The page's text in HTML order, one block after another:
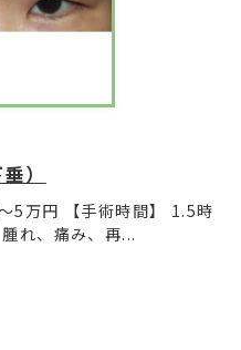
）
5万円 【手術時間】 1.5時
れ、痛み、再...